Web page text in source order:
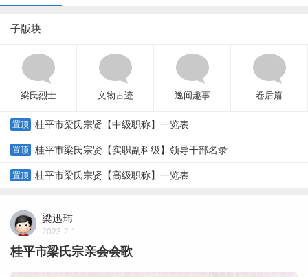
子版块
梁氏烈士 文物古迹 逸闻趣事 卷后篇
置顶 桂平市梁氏宗贤【中级职称】一览表
置顶 桂平市梁氏宗贤【实职副科级】领导干部名录
置顶 桂平市梁氏宗贤【高级职称】一览表
梁迅玮
2023-2-1
桂平市梁氏宗亲会会歌